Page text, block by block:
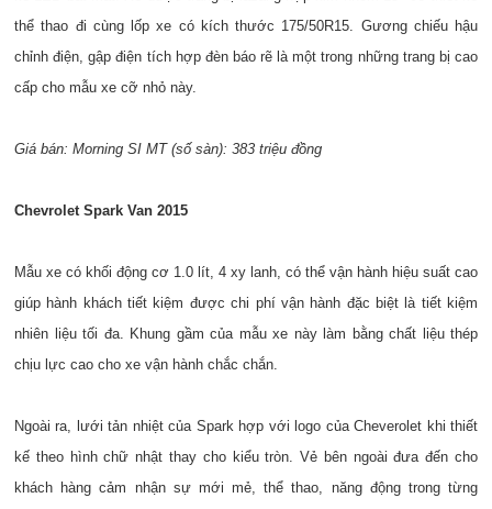
thể thao đi cùng lốp xe có kích thước 175/50R15. Gương chiếu hậu
chỉnh điện, gập điện tích hợp đèn báo rẽ là một trong những trang bị cao
cấp cho mẫu xe cỡ nhỏ này.
Giá bán: Morning SI MT (số sàn): 383 triệu đồng
Chevrolet Spark Van 2015
Mẫu xe có khối động cơ 1.0 lít, 4 xy lanh, có thể vận hành hiệu suất cao
giúp hành khách tiết kiệm được chi phí vận hành đặc biệt là tiết kiệm
nhiên liệu tối đa. Khung gầm của mẫu xe này làm bằng chất liệu thép
chịu lực cao cho xe vận hành chắc chắn.
Ngoài ra, lưới tản nhiệt của Spark hợp với logo của Cheverolet khi thiết
kế theo hình chữ nhật thay cho kiểu tròn. Vẻ bên ngoài đưa đến cho
khách hàng cảm nhận sự mới mẻ, thể thao, năng động trong từng